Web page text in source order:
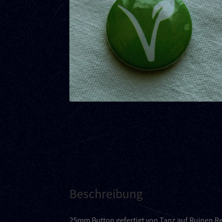
Beschreibung